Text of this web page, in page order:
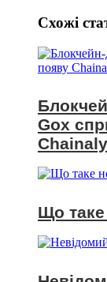
Схожі
Gox
Що